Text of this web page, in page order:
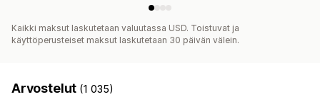
Kaikki maksut laskutetaan valuutassa USD. Toistuvat ja
käyttöperusteiset maksut laskutetaan 30 päivän välein.
Arvostelut (1 035)